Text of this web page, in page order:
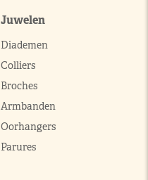
Juwelen
Diademen
Colliers
Broches
Armbanden
Oorhangers
Parures